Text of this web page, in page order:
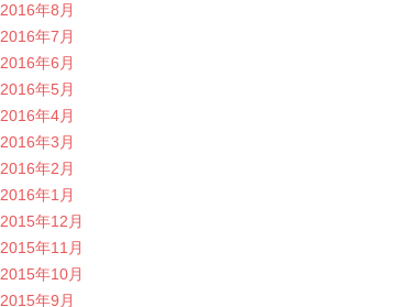
2016年8月
2016年7月
2016年6月
2016年5月
2016年4月
2016年3月
2016年2月
2016年1月
2015年12月
2015年11月
2015年10月
2015年9月